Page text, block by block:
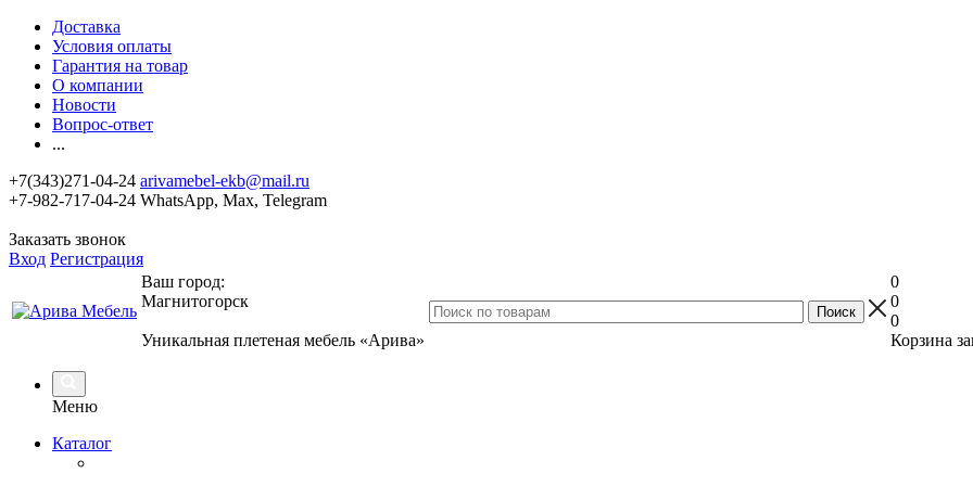
Доставка
Условия оплаты
Гарантия на товар
О компании
Новости
Вопрос-ответ
...
+7(343)271-04-24 arivamebel-ekb@mail.ru
+7-982-717-04-24 WhatsApp, Max, Telegram
Заказать звонок
Вход Регистрация
Ваш город:
Магнитогорск
Уникальная плетеная мебель «Арива»
0
0
0
Корзина
Меню
Каталог